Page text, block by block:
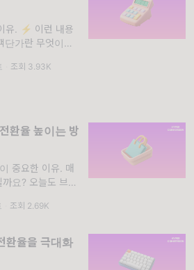
유. ⚡ 이런 내용
단가란 무엇이고
이 있는지 정리
조회 3.93K
환율 높이는 방
중요한 이유. 매
요? 오늘도 브랜
. 매출이 잘 나오
조회 2.69K
환율을 극대화